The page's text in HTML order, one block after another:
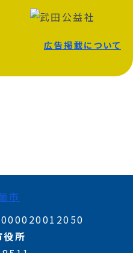
広告掲載について
役所